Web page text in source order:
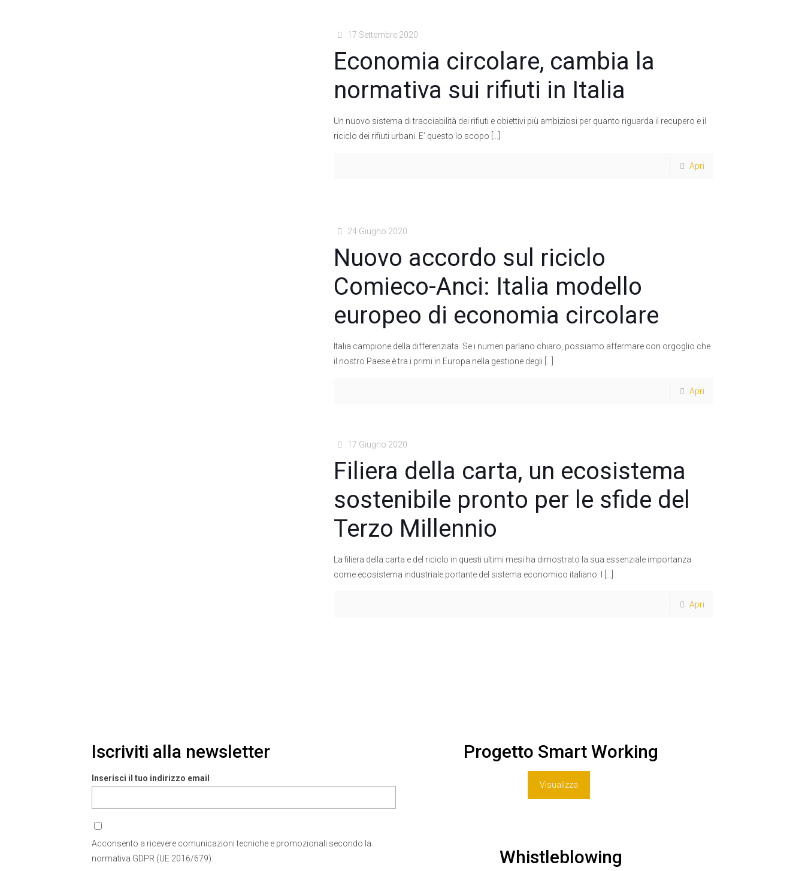
17 Settembre 2020
Economia circolare, cambia la
normativa sui rifiuti in Italia
Un nuovo sistema di tracciabilità dei rifiuti e obiettivi più ambiziosi per quanto riguarda il recupero e il
riciclo dei rifiuti urbani. E’ questo lo scopo
Apri
24 Giugno 2020
Nuovo accordo sul riciclo
Comieco-Anci: Italia modello
europeo di economia circolare
Italia campione della differenziata. Se i numeri parlano chiaro, possiamo affermare con orgoglio che
il nostro Paese è tra i primi in Europa nella gestione degli […]
Apri
17 Giugno 2020
Filiera della carta, un ecosistema
sostenibile pronto per le sfide del
Terzo Millennio
La filiera della carta e del riciclo in questi ultimi mesi ha dimostrato la sua essenziale importanza
come ecosistema industriale portante del sistema economico italiano. I
[…]
Apri
Iscriviti alla newsletter
Inserisci il tuo indirizzo email
Acconsento a ricevere comunicazioni tecniche e promozionali secondo la
normativa GDPR (UE 2016/679).
Progetto Smart Working
Visualizza
Whistleblowing